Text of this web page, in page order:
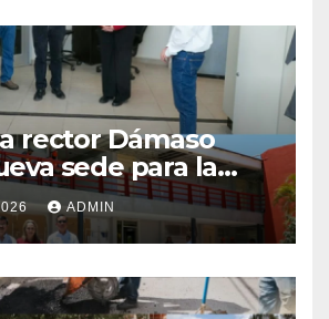
rector Dámaso
sede para la
Arquitectura de
Ciudad Victoria
ADMIN